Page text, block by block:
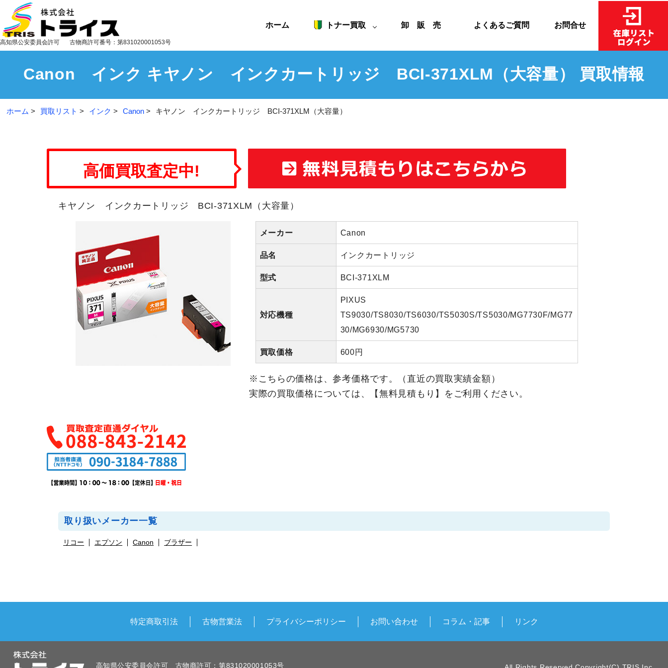
高知県公安委員会許可 古物商許可番号：第831020001053号
ホーム トナー買取 卸 販 売 よくあるご質問 お問合せ
Canon インク キヤノン インクカートリッジ BCI-371XLM（大容量） 買取情報
ホーム 買取リスト インク Canon キヤノン インクカートリッジ BCI-371XLM（大容量）
高価買取査定中!
キヤノン インクカートリッジ BCI-371XLM（大容量）
メーカー Canon
品名 インクカートリッジ
型式 BCI-371XLM
対応機種
PIXUS
TS9030/TS8030/TS6030/TS5030S/TS5030/MG7730F/MG77
30/MG6930/MG5730
買取価格 600円
※こちらの価格は、参考価格です。（直近の買取実績金額）
実際の買取価格については、【無料見積もり】をご利用ください。
取り扱いメーカー一覧
リコー エプソン Canon ブラザー
特定商取引法 古物営業法 プライバシーポリシー お問い合わせ コラム・記事 リンク
高知県公安委員会許可 古物商許可：第831020001053号